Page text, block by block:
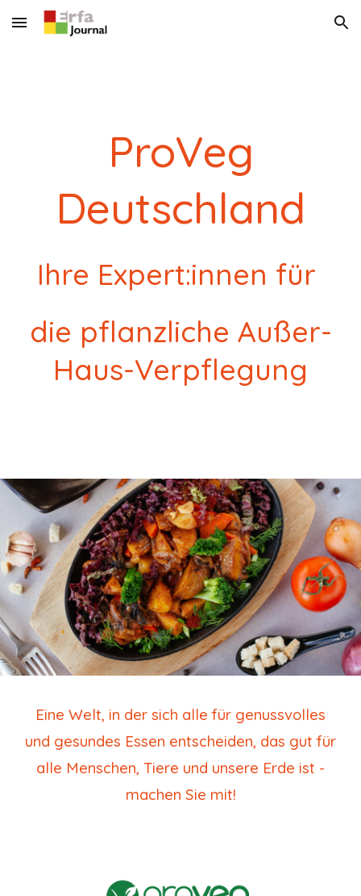
Skip to main content Skip to navigation
ProVeg
Deutschland
Ihre Expert:innen für
die pflanzliche Außer-
Haus-Verpflegung
Eine Welt, in der sich alle für genussvolles
und gesundes Essen entscheiden, das gut für
alle Menschen, Tiere und unsere Erde ist -
machen Sie mit!